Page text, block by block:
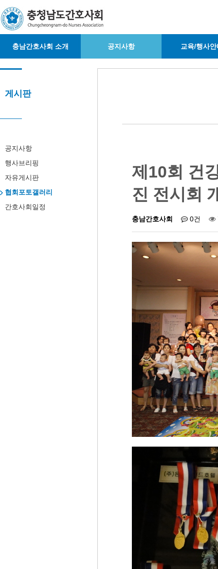
충남간호사회 소개 공지사항 교육/행사안
게시판
공지사항
행사브리핑
자유게시판
협회포토갤러리
간호사회일정
제10회 건
진 전시회
충남간호사회 0건